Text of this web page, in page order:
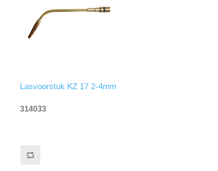
Lasvoorstuk KZ 17 2-4mm
314033